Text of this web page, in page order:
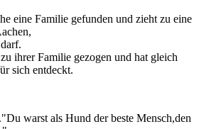
eine Familie gefunden und zieht zu eine
ihrer Familie gezogen und hat gleich
sich entdeckt.
warst als Hund der beste Mensch,den